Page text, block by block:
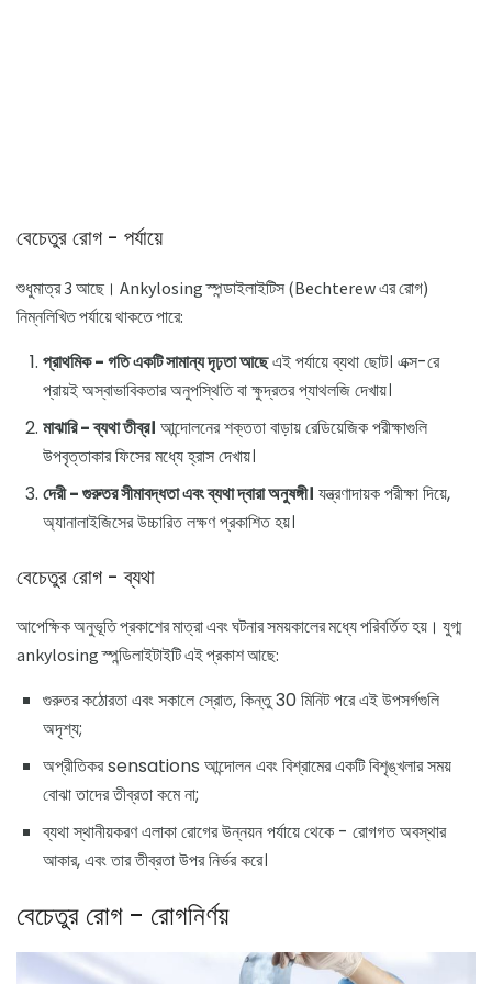
বেচেতুর রোগ - পর্যায়ে
শুধুমাত্র 3 আছে। Ankylosing স্পন্ডাইলাইটিস (Bechterew এর রোগ)
নিম্নলিখিত পর্যায়ে থাকতে পারে:
প্রাথমিক - গতি একটি সামান্য দৃঢ়তা আছেএই পর্যায়ে ব্যথা ছোট। এক্স-রে
প্রায়ই অস্বাভাবিকতার অনুপস্থিতি বা ক্ষুদ্রতর প্যাথলজি দেখায়।
মাঝারি - ব্যথা তীব্র। আন্দোলনের শক্ততা বাড়ায় রেডিয়েজিক পরীক্ষাগুলি
উপবৃত্তাকার ফিসের মধ্যে হ্রাস দেখায়।
দেরী - গুরুতর সীমাবদ্ধতা এবং ব্যথা দ্বারা অনুষঙ্গী। যন্ত্রণাদায়ক পরীক্ষা দিয়ে,
অ্যানালাইজিসের উচ্চারিত লক্ষণ প্রকাশিত হয়।
বেচেতুর রোগ - ব্যথা
আপেক্ষিক অনুভূতি প্রকাশের মাত্রা এবং ঘটনার সময়কালের মধ্যে পরিবর্তিত হয়। যুগ্ম
ankylosing স্পন্ডিলাইটাইটি এই প্রকাশ আছে:
গুরুতর কঠোরতা এবং সকালে স্রোত, কিন্তু 30 মিনিট পরে এই উপসর্গগুলি
অদৃশ্য;
অপ্রীতিকর sensations আন্দোলন এবং বিশ্রামের একটি বিশৃঙ্খলার সময়
বোঝা তাদের তীব্রতা কমে না;
ব্যথা স্থানীয়করণ এলাকা রোগের উন্নয়ন পর্যায়ে থেকে - রোগগত অবস্থার
আকার, এবং তার তীব্রতা উপর নির্ভর করে।
বেচেতুর রোগ - রোগনির্ণয়